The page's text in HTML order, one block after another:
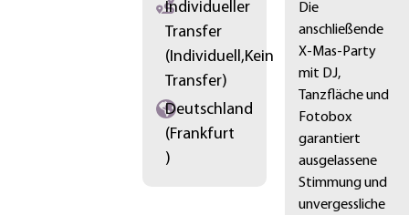
Individueller
Transfer
(Individuell,Kein
Transfer)
Deutschland
(Frankfurt
)
Die
anschließende
X-Mas-Party
mit DJ,
Tanzfläche und
Fotobox
garantiert
ausgelassene
Stimmung und
unvergessliche